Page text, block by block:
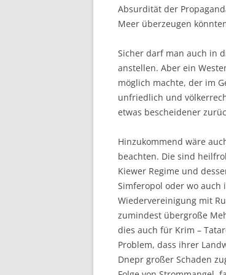
Absurdität der
Meer überzeugen
Sicher darf man auch in
anstellen. Aber ein
möglich machte, der im
unfriedlich und
etwas bescheidener
Hinzukommend wäre
beachten. Die sind
Kiewer Regime und
Simferopol oder wo
Wiedervereinigung mit
zumindest übergroße
dies auch für Krim –
Problem, dass ihrer
Dnepr großer Schaden